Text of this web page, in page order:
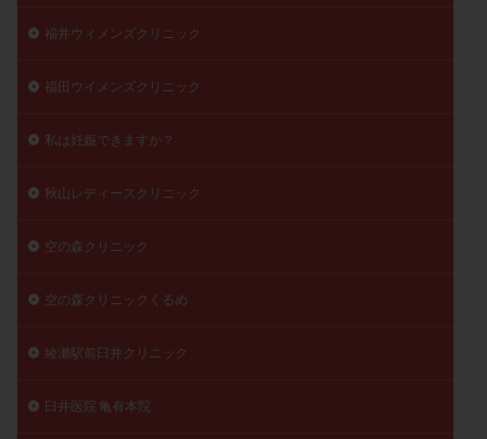
福井ウィメンズクリニック
福田ウイメンズクリニック
私は妊娠できますか？
秋山レディースクリニック
空の森クリニック
空の森クリニックくるめ
綾瀬駅前臼井クリニック
臼井医院 亀有本院